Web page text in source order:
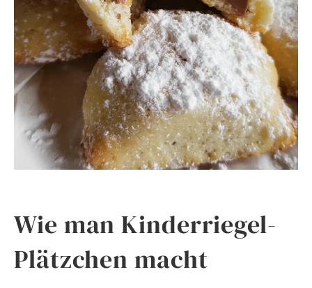
Wie man Kinderriegel-
Plätzchen macht